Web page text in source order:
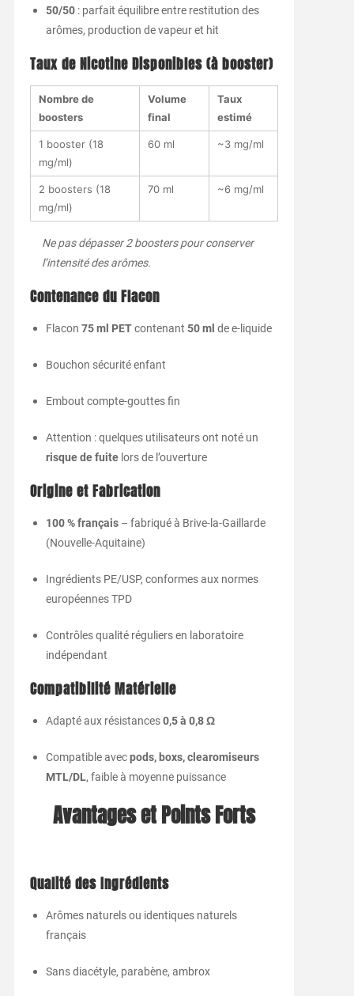
50/50: parfait équilibre entre restitution des
arômes, production de vapeur et hit
Taux de Nicotine Disponibles (à booster)
Nombre de
boosters
Volume
final
Taux
estimé
1 booster (18
mg/ml)
60 ml ~3 mg/ml
2 boosters (18
mg/ml)
70 ml ~6 mg/ml
Ne pas dépasser 2 boosters pour conserver
l’intensité des arômes.
Contenance du Flacon
Flacon 75 ml PETcontenant 50 ml de e-liquide
Bouchon sécurité enfant
Embout compte-gouttes fin
Attention : quelques utilisateurs ont noté un
risque de fuitelors de l’ouverture
Origine et Fabrication
100 % français– fabriqué à Brive-la-Gaillarde
(Nouvelle-Aquitaine)
Ingrédients PE/USP, conformes aux normes
européennes TPD
Contrôles qualité réguliers en laboratoire
indépendant
Compatibilité Matérielle
Adapté aux résistances0,5 à 0,8 Ω
Compatible avecpods, boxs, clearomiseurs
MTL/DL, faible à moyenne puissance
Avantages et Points Forts
Qualité des Ingrédients
Arômes naturels ou identiques naturels
français
Sans diacétyle, parabène, ambrox